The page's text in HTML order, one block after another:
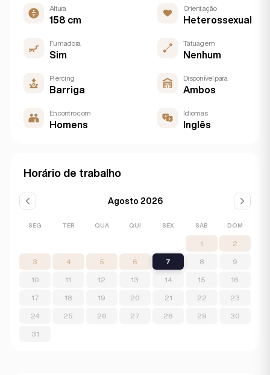
Altura
158 cm
Orientação
Heterossexual
Fumadora
Sim
Tatuagem
Nenhum
Piercing
Barriga
Disponível para
Ambos
Encontro com
Homens
Idiomas
Inglês
Horário de trabalho
Agosto 2026
SEG TER QUA QUI SEX SÁB DOM
1 2
3 4 5 6 7 8 9
10 11 12 13 14 15 16
17 18 19 20 21 22 23
24 25 26 27 28 29 30
31